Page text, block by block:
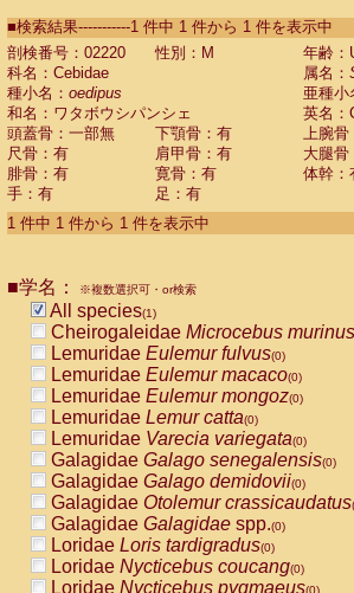
CebidaeSaguinus labiatus(0)
Cebidae Saguinus leucopus (0)
Cebidae
Cebidae
CebidaeSaguinus nigricollis (0)
Cebidae Saguinus oedipus
Cebidae Saguinus weddelli
Cebidae Saguinusspp.
Cebidae Aotus trivirgatus
Cebidae Cebus albifrons
CebidaeCebus nigrivittatus
CebidaeCebus
CebidaeSaimiri boliviensis(0)
CebidaeSaimiri sciureus(0)
AtelidaeAlouatta caraya(0)
AtelidaeAlouatta fusca(0)
AtelidaeAlouatta seniculus
AtelidaeAlouattaspp.(0)
AtelidaeAteles belzebuth(0)
AtelidaeAteles geoffroyi(0)
AtelidaeAteles paniscus(0)
AtelidaeAtelesspp.(0)
Atelidae Lagothrix lagothricha
AtelidaeLagothrix lagothricha cana
PitheciidaeCacajao calvus
■検索結果-----------1 件中 1 件から 1 件を表示中
剖検番号：02220
性別：M
年齢：
科名：Cebidae
属名：
種小名： oedipus
亜種小
和名：ワタボウシパンシェ
英名：
頭蓋骨：一部無
下顎骨：有 上腕骨
尺骨：有
肩甲骨：有 大腿骨
腓骨：有
寛骨：有
体幹：
手：有
足：有
1 件中 1 件から 1 件を表示中
■学名： ※複数選択可・or検索
All species(1)
Cheirogaleidae Microcebus murinus
Lemuridae Eulemur fulvus(0)
Lemuridae Eulemur macaco(0)
Lemuridae Eulemur mongoz(0)
Lemuridae Lemur catta(0)
Lemuridae Varecia variegata(0)
Galagidae Galago senegalensis(0)
Galagidae Galago demidovii(0)
Galagidae Otolemur crassicaudatus
Galagidae Galagidae spp.(0)
Loridae Loris tardigradus(0)
Loridae Nycticebus coucang(0)
Loridae Nycticebus pygmaeus(0)